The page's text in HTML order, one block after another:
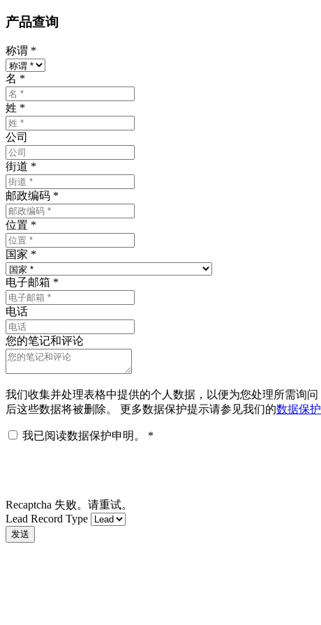
产品查询
称谓 *
名 *
姓 *
公司
街道 *
邮政编码 *
位置 *
国家 *
电子邮箱 *
电话
您的笔记和评论
我们收集并处理表格中提供的个人数据，以便为您处理所需询
后这些数据将被删除。 更多数据保护提示请参见我们的数据保
我已阅读数据保护申明。 *
Recaptcha 失败。请重试。
Lead Record Type
发送